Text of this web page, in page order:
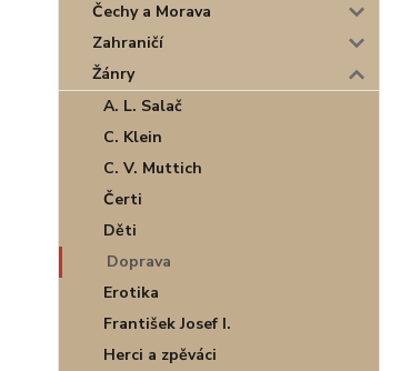
Čechy a Morava
Zahraničí
Žánry
A. L. Salač
C. Klein
C. V. Muttich
Čerti
Děti
Doprava
Erotika
František Josef I.
Herci a zpěváci